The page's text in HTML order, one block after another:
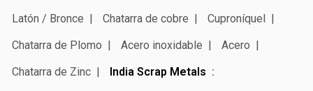
Latón / Bronce
Chatarra de cobre
Cuproníquel
Chatarra de Plomo
Acero inoxidable
Acero
Chatarra de Zinc
India Scrap Metals